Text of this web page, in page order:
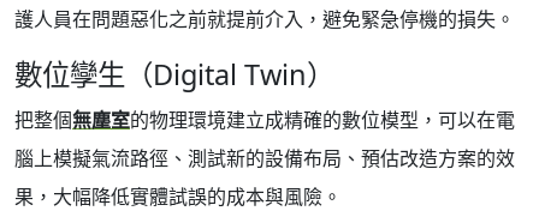
護人員在問題惡化之前就提前介入，避免緊急停機的損失。
數位孿生（Digital Twin）
把整個無塵室的物理環境建立成精確的數位模型，可以在電
腦上模擬氣流路徑、測試新的設備布局、預估改造方案的效
果，大幅降低實體試誤的成本與風險。